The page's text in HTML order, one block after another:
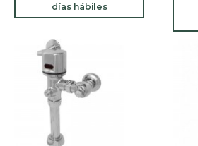
días hábiles